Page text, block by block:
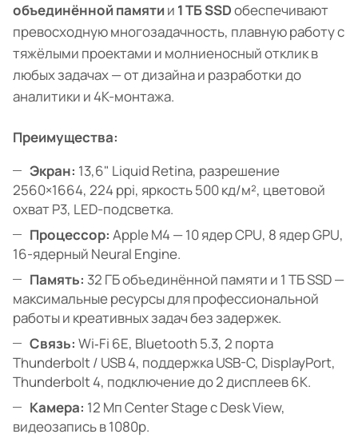
объединённой памятии 1 ТБ SSDобеспечивают
превосходную многозадачность, плавную работу с
тяжёлыми проектами и молниеносный отклик в
любых задачах — от дизайна и разработки до
аналитики и 4K-монтажа.
Преимущества:
Экран: 13,6" Liquid Retina, разрешение
2560×1664, 224 ppi, яркость 500 кд/м², цветовой
охват P3, LED-подсветка.
Процессор: Apple M4 — 10 ядер CPU, 8 ядер GPU,
16-ядерный Neural Engine.
Память: 32 ГБ объединённой памяти и 1 ТБ SSD —
максимальные ресурсы для профессиональной
работы и креативных задач без задержек.
Связь: Wi‑Fi 6E, Bluetooth 5.3, 2 порта
Thunderbolt / USB 4, поддержка USB-C, DisplayPort,
Thunderbolt 4, подключение до 2 дисплеев 6K.
Камера: 12 Мп Center Stage с Desk View,
видеозапись в 1080p.